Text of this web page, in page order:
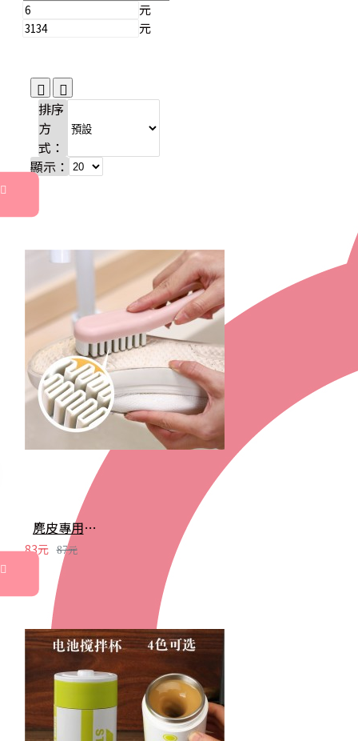
元
元
排序
方
式：
顯示：
麂皮專用洗鞋刷 橡膠擦 麂皮刷 磨砂皮 絨面去汙 麂皮保養
83元 87元